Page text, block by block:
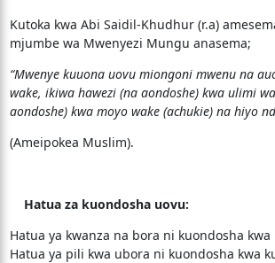
Kutoka kwa Abi Saidil-Khudhur (r.a)
mjumbe wa Mwenyezi Mungu anasema;
“Mwenye kuuona uovu miongoni mwenu na
wake, ikiwa hawezi (na aondoshe) kwa ulimi
aondoshe) kwa moyo wake (achukie) na hiyo
(Ameipokea Muslim).
Hatua za kuondosha uovu:
Hatua ya kwanza na bora ni kuondosha kwa
Hatua ya pili kwa ubora ni kuondosha kwa